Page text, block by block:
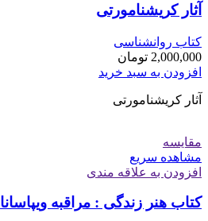
آثار کریشنامورتی
کتاب روانشناسی
2,000,000 تومان
افزودن به سبد خرید
آثار کریشنامورتی
مقایسه
مشاهده سریع
افزودن به علاقه مندی
کتاب هنر زندگی : مراقبه ویپاسانا